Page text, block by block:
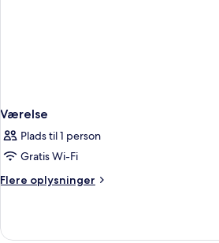
Værelse
Plads til 1 person
Gratis Wi-Fi
Flere oplysninger
Flere